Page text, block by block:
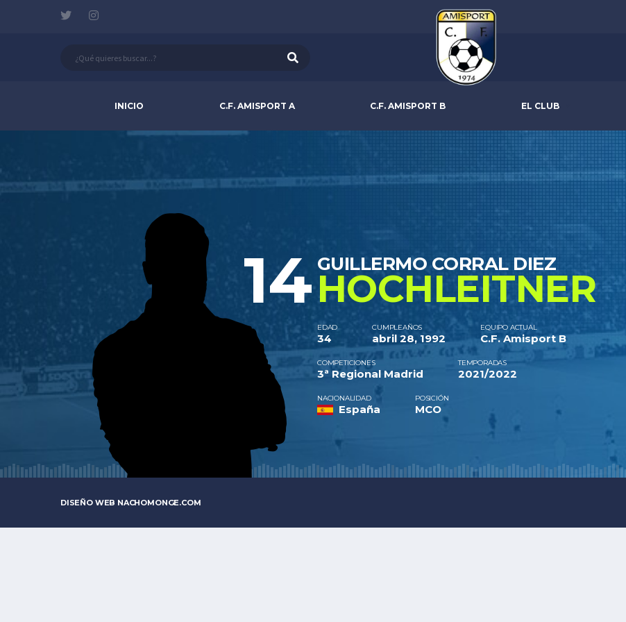
INICIO C.F. AMISPORT A C.F. AMISPORT B EL CLUB
14 GUILLERMO CORRAL DIEZ
HOCHLEITNER
EDAD
34
CUMPLEAÑOS
abril 28, 1992
EQUIPO ACTUAL
C.F. Amisport B
COMPETICIONES
3ª Regional Madrid
TEMPORADAS
2021/2022
NACIONALIDAD
España
POSICIÓN
MCO
DISEÑO WEB NACHOMONGE.COM